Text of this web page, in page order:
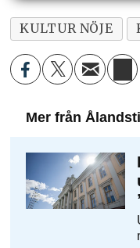
KULTUR NÖJE